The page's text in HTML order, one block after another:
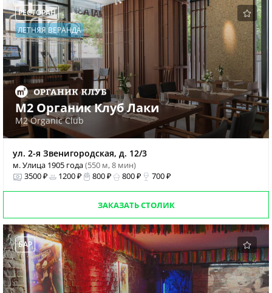
РЕСТОРАН
ЛЕТНЯЯ ВЕРАНДА
М2 Органик Клуб Лаки
M2 Organic Club
ул. 2-я Звенигородская, д. 12/3
м. Улица 1905 года(550 м, 8 мин)
3500 ₽
1200 ₽ 800 ₽ 800 ₽ 700 ₽
ЗАКАЗАТЬ СТОЛИК
БАР